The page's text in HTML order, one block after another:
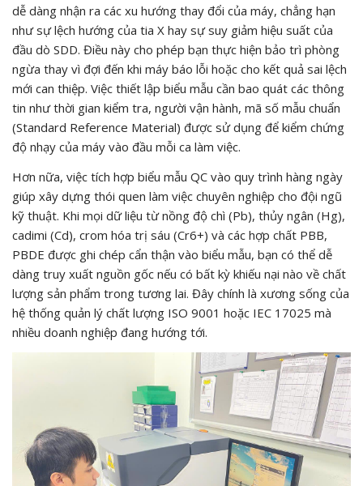
dễ dàng nhận ra các xu hướng thay đổi của máy, chẳng hạn
như sự lệch hướng của tia X hay sự suy giảm hiệu suất của
đầu dò SDD. Điều này cho phép bạn thực hiện bảo trì phòng
ngừa thay vì đợi đến khi máy báo lỗi hoặc cho kết quả sai lệch
mới can thiệp. Việc thiết lập biểu mẫu cần bao quát các thông
tin như thời gian kiểm tra, người vận hành, mã số mẫu chuẩn
(Standard Reference Material) được sử dụng để kiểm chứng
độ nhạy của máy vào đầu mỗi ca làm việc.
Hơn nữa, việc tích hợp biểu mẫu QC vào quy trình hàng ngày
giúp xây dựng thói quen làm việc chuyên nghiệp cho đội ngũ
kỹ thuật. Khi mọi dữ liệu từ nồng độ chì (Pb), thủy ngân (Hg),
cadimi (Cd), crom hóa trị sáu (Cr6+) và các hợp chất PBB,
PBDE được ghi chép cẩn thận vào biểu mẫu, bạn có thể dễ
dàng truy xuất nguồn gốc nếu có bất kỳ khiếu nại nào về chất
lượng sản phẩm trong tương lai. Đây chính là xương sống của
hệ thống quản lý chất lượng ISO 9001 hoặc IEC 17025 mà
nhiều doanh nghiệp đang hướng tới.